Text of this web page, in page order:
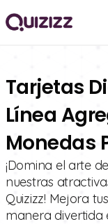
Tarjetas
Línea
Monedas
¡Domina el arte
nuestras
Quizizz! Mejora
manera divertida